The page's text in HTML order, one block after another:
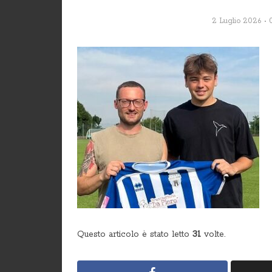
2 Luglio 2026
Questo articolo è stato letto 31 volte.